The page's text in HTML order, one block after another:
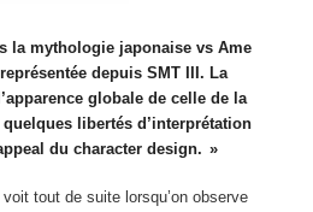
la mythologie japonaise vs Ame
depuis SMT III. La
globale de celle de la
libertés d’interprétation
du character design.
tout de suite lorsqu’on observe